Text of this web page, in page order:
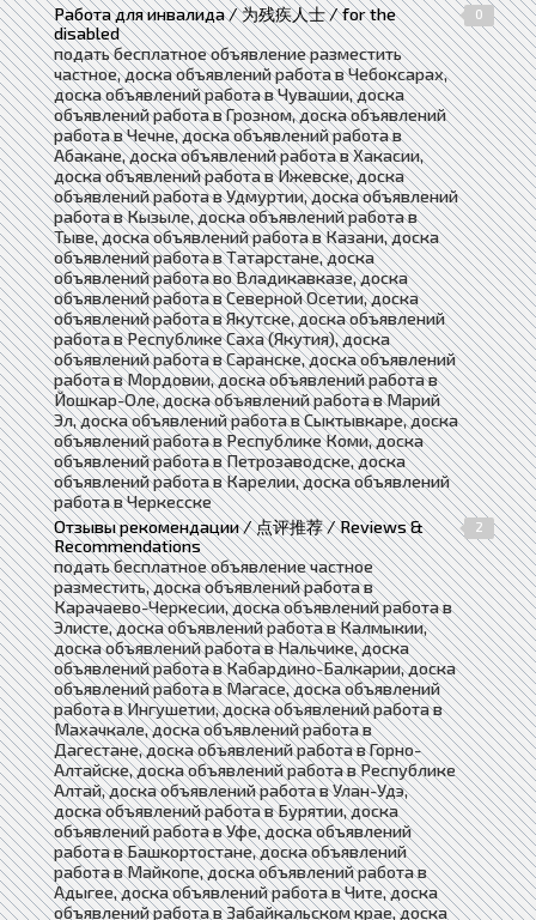
Работа для инвалида / 为残疾人士 / for the
disabled
0
подать бесплатное объявление разместить
частное, доска объявлений работа в Чебоксарах,
доска объявлений работа в Чувашии, доска
объявлений работа в Грозном, доска объявлений
работа в Чечне, доска объявлений работа в
Абакане, доска объявлений работа в Хакасии,
доска объявлений работа в Ижевске, доска
объявлений работа в Удмуртии, доска объявлений
работа в Кызыле, доска объявлений работа в
Тыве, доска объявлений работа в Казани, доска
объявлений работа в Татарстане, доска
объявлений работа во Владикавказе, доска
объявлений работа в Северной Осетии, доска
объявлений работа в Якутске, доска объявлений
работа в Республике Саха (Якутия), доска
объявлений работа в Саранске, доска объявлений
работа в Мордовии, доска объявлений работа в
Йошкар-Оле, доска объявлений работа в Марий
Эл, доска объявлений работа в Сыктывкаре, доска
объявлений работа в Республике Коми, доска
объявлений работа в Петрозаводске, доска
объявлений работа в Карелии, доска объявлений
работа в Черкесске
Отзывы рекомендации / 点评推荐 / Reviews &
Recommendations
2
подать бесплатное объявление частное
разместить, доска объявлений работа в
Карачаево-Черкесии, доска объявлений работа в
Элисте, доска объявлений работа в Калмыкии,
доска объявлений работа в Нальчике, доска
объявлений работа в Кабардино-Балкарии, доска
объявлений работа в Магасе, доска объявлений
работа в Ингушетии, доска объявлений работа в
Махачкале, доска объявлений работа в
Дагестане, доска объявлений работа в Горно-
Алтайске, доска объявлений работа в Республике
Алтай, доска объявлений работа в Улан-Удэ,
доска объявлений работа в Бурятии, доска
объявлений работа в Уфе, доска объявлений
работа в Башкортостане, доска объявлений
работа в Майкопе, доска объявлений работа в
Адыгее, доска объявлений работа в Чите, доска
объявлений работа в Забайкальском крае, доска